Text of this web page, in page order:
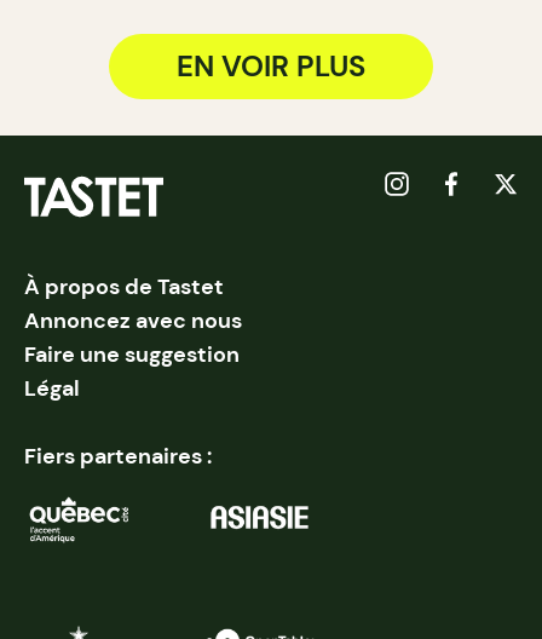
EN VOIR PLUS
À propos de Tastet
Annoncez avec nous
Faire une suggestion
Légal
Fiers partenaires :